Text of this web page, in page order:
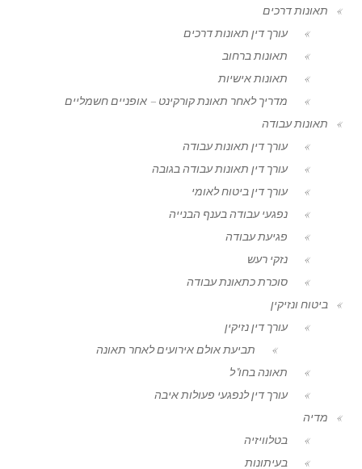
תאונות דרכים
עורך דין תאונות דרכים
תאונות ברחוב
תאונות אישיות
מדריך לאחר תאונת קורקינט – אופניים חשמליים
תאונות עבודה
עורך דין תאונות עבודה
עורך דין תאונות עבודה בגובה
עורך דין ביטוח לאומי
נפגעי עבודה בענף הבנייה
פגיעת עבודה
נזקי רעש
סוכרת כתאונת עבודה
ביטוח ונזיקין
עורך דין נזיקין
תביעת אולם אירועים לאחר תאונה
תאונה בחו"ל
עורך דין לנפגעי פעולות איבה
מדיה
בטלוויזיה
בעיתונות